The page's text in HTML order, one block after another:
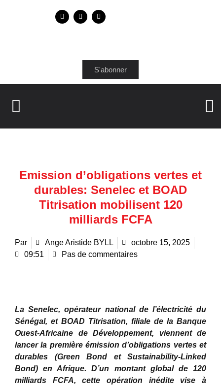
S'abonner
Emission d’obligations vertes et
durables: Senelec et BOAD
Titrisation mobilisent 120
milliards FCFA
Par Ange Aristide BYLL
octobre 15, 2025
09:51
Pas de commentaires
La Senelec, opérateur national de l’électricité du
Sénégal, et BOAD Titrisation, filiale de la Banque
Ouest-Africaine de Développement, viennent de
lancer la première émission d’obligations vertes et
durables (Green Bond et Sustainability-Linked
Bond) en Afrique. D’un montant global de 120
milliards FCFA, cette opération inédite vise à